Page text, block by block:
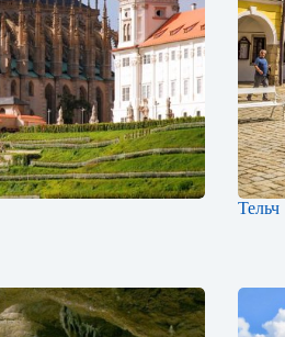
Тельч